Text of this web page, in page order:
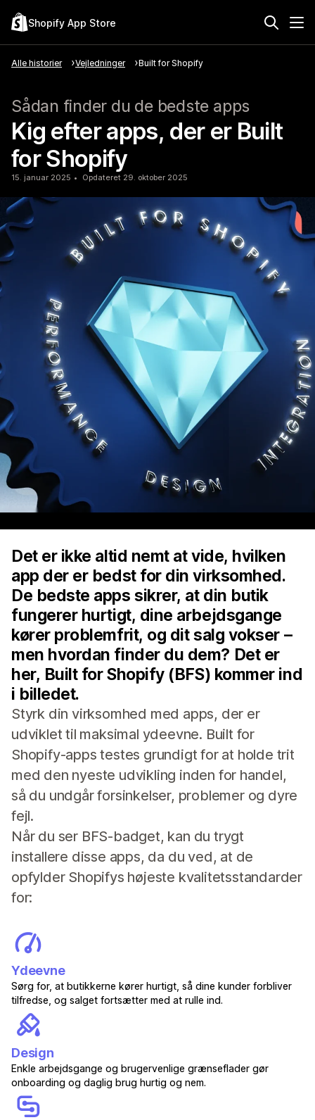
Shopify App Store
Alle historier Vejledninger Built for Shopify
Sådan finder du de bedste apps
Kig efter apps, der er Built
for Shopify
15. januar 2025 Opdateret 29. oktober 2025
Det er ikke altid nemt at vide, hvilken
app der er bedst for din virksomhed.
De bedste apps sikrer, at din butik
fungerer hurtigt, dine arbejdsgange
kører problemfrit, og dit salg vokser –
men hvordan finder du dem? Det er
her, Built for Shopify (BFS) kommer ind
i billedet.
Styrk din virksomhed med apps, der er
udviklet til maksimal ydeevne. Built for
Shopify-apps testes grundigt for at holde trit
med den nyeste udvikling inden for handel,
så du undgår forsinkelser, problemer og dyre
fejl.
Når du ser BFS-badget, kan du trygt
installere disse apps, da du ved, at de
opfylder Shopifys højeste kvalitetsstandarder
for:
Ydeevne
Sørg for, at butikkerne kører hurtigt, så dine kunder forbliver
tilfredse, og salget fortsætter med at rulle ind.
Design
Enkle arbejdsgange og brugervenlige grænseflader gør
onboarding og daglig brug hurtig og nem.